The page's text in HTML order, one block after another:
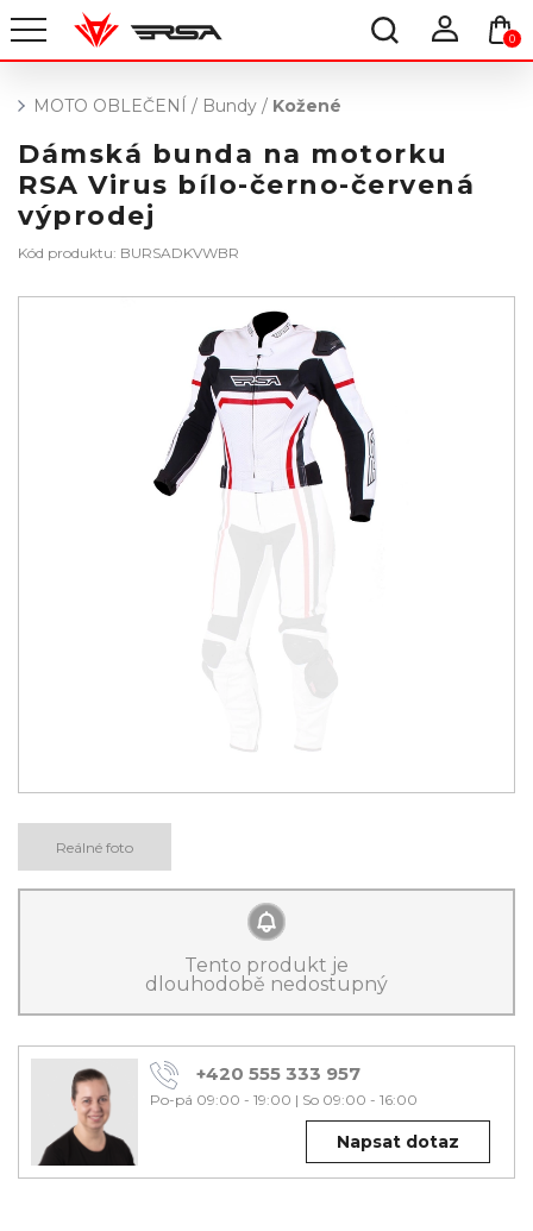
0
MOTO OBLEČENÍ / Bundy / Kožené
Dámská bunda na motorku
RSA Virus bílo-černo-červená
výprodej
Kód produktu: BURSADKVWBR
Reálné foto
Tento produkt je
dlouhodobě nedostupný
+420 555 333 957
Po-pá 09:00 - 19:00 | So 09:00 - 16:00
Napsat dotaz